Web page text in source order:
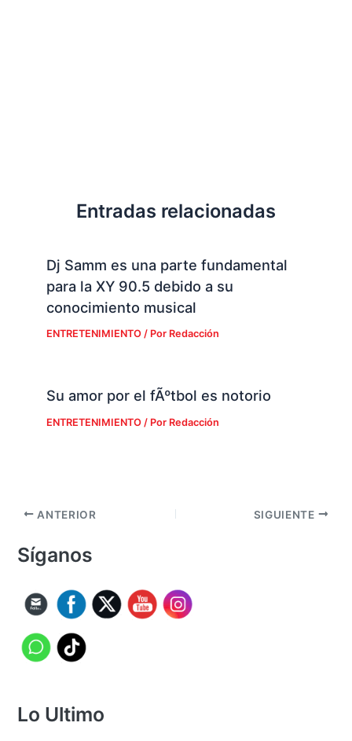
Entradas relacionadas
Dj Samm es una parte fundamental
para la XY 90.5 debido a su
conocimiento musical
ENTRETENIMIENTO/ Por Redacción
Su amor por el fÃºtbol es notorio
ENTRETENIMIENTO/ Por Redacción
ANTERIOR SIGUIENTE
Síganos
Lo Ultimo